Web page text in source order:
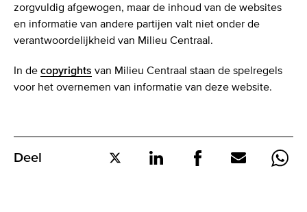
zorgvuldig afgewogen, maar de inhoud van de websites
en informatie van andere partijen valt niet onder de
verantwoordelijkheid van Milieu Centraal.
In de copyrights van Milieu Centraal staan de spelregels
voor het overnemen van informatie van deze website.
Deel
Deel
Deel
Deel
Deel
Deel